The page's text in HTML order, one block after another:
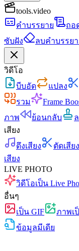
tools.video
คำบรรยาย
ถอ
ซับฝัง
ลบคำบรรย
วิดีโอ
บีบอัด
แปลง
รวม
Frame
ภาพ
ย้อนกลับ
เสียง
ดึงเสียง
ตัดเสียง
เสียง
LIVE PHOTO
วิดีโอเป็น Live
อื่นๆ
เป็น GIF
ภาพเ
ข้อมูลมีเดีย